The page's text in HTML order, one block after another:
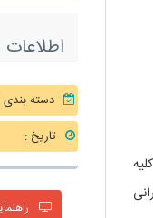
دسته بندی
تاریخ :